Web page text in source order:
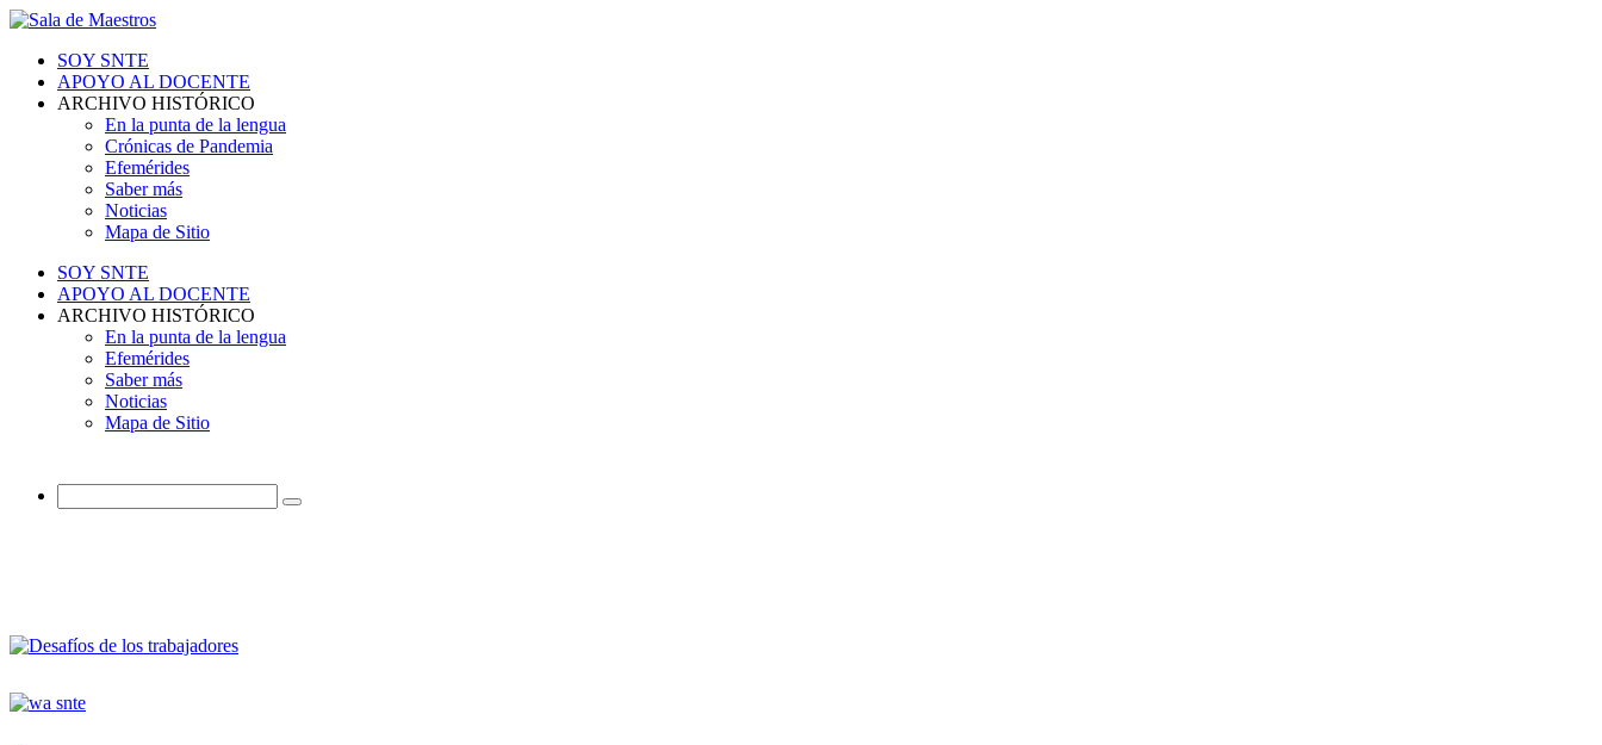
SOY SNTE
APOYO AL DOCENTE
ARCHIVO HISTÓRICO
En la punta de la lengua
Crónicas de Pandemia
Efemérides
Saber más
Noticias
Mapa de Sitio
SOY SNTE
APOYO AL DOCENTE
ARCHIVO HISTÓRICO
En la punta de la lengua
Efemérides
Saber más
Noticias
Mapa de Sitio